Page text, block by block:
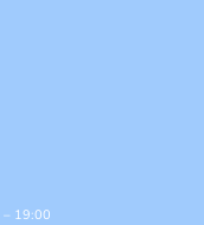
– 19:00